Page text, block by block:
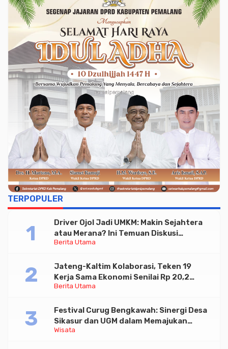
TERPOPULER
Berita Utama
Driver Ojol Jadi UMKM: Makin Sejahtera
atau Merana? Ini Temuan Diskusi
Paramadina
Berita Utama
Jateng-Kaltim Kolaborasi, Teken 19
Kerja Sama Ekonomi Senilai Rp 20,2
Triliun
Wisata
Festival Curug Bengkawah: Sinergi Desa
Sikasur dan UGM dalam Memajukan
Wisata serta UMKM Lokal